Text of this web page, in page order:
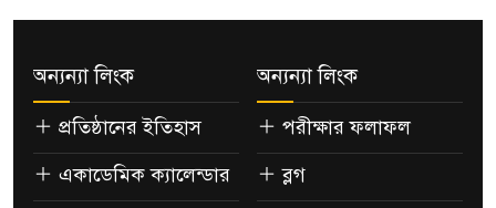
অন্যন্যা লিংক
প্রতিষ্ঠানের ইতিহাস
একাডেমিক ক্যালেন্ডার
অন্যন্যা লিংক
পরীক্ষার ফলাফল
ব্লগ